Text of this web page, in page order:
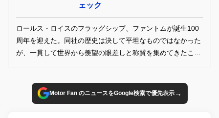
ェック
ロールス・ロイスのフラッグシップ、ファントムが誕生100
周年を迎えた。同社の歴史は決して平坦なものではなかった
が、一貫して世界から羨望の眼差しと称賛を集めてきたこと
試乗を敢行した。この記事でリポートする「スペクター」
は、ロールス・ロイスが放つ初の完全電動モデルである。
Motor Fan のニュースをGoogle検索で優先表示→